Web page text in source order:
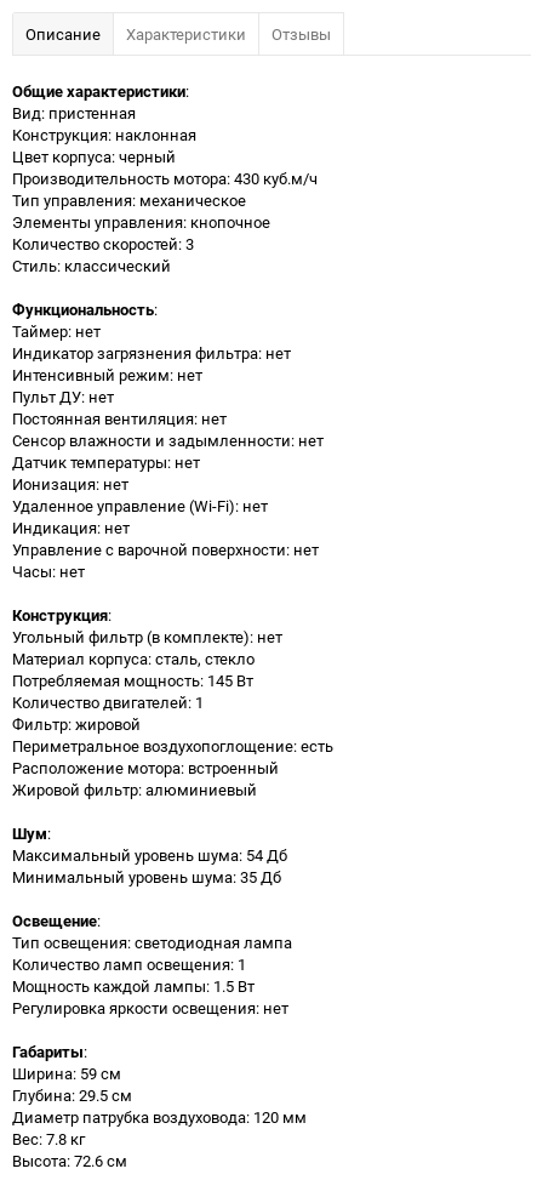
Описание Характеристики Отзывы
Общие характеристики:
Вид: пристенная
Конструкция: наклонная
Цвет корпуса: черный
Производительность мотора: 430 куб.м/ч
Тип управления: механическое
Элементы управления: кнопочное
Количество скоростей: 3
Стиль: классический
Функциональность:
Таймер: нет
Индикатор загрязнения фильтра: нет
Интенсивный режим: нет
Пульт ДУ: нет
Постоянная вентиляция: нет
Сенсор влажности и задымленности: нет
Датчик температуры: нет
Ионизация: нет
Удаленное управление (Wi-Fi): нет
Индикация: нет
Управление с варочной поверхности: нет
Часы: нет
Конструкция:
Угольный фильтр (в комплекте): нет
Материал корпуса: сталь, стекло
Потребляемая мощность: 145 Вт
Количество двигателей: 1
Фильтр: жировой
Периметральное воздухопоглощение: есть
Расположение мотора: встроенный
Жировой фильтр: алюминиевый
Шум:
Максимальный уровень шума: 54 Дб
Минимальный уровень шума: 35 Дб
Освещение:
Тип освещения: светодиодная лампа
Количество ламп освещения: 1
Мощность каждой лампы: 1.5 Вт
Регулировка яркости освещения: нет
Габариты:
Ширина: 59 см
Глубина: 29.5 см
Диаметр патрубка воздуховода: 120 мм
Вес: 7.8 кг
Высота: 72.6 см